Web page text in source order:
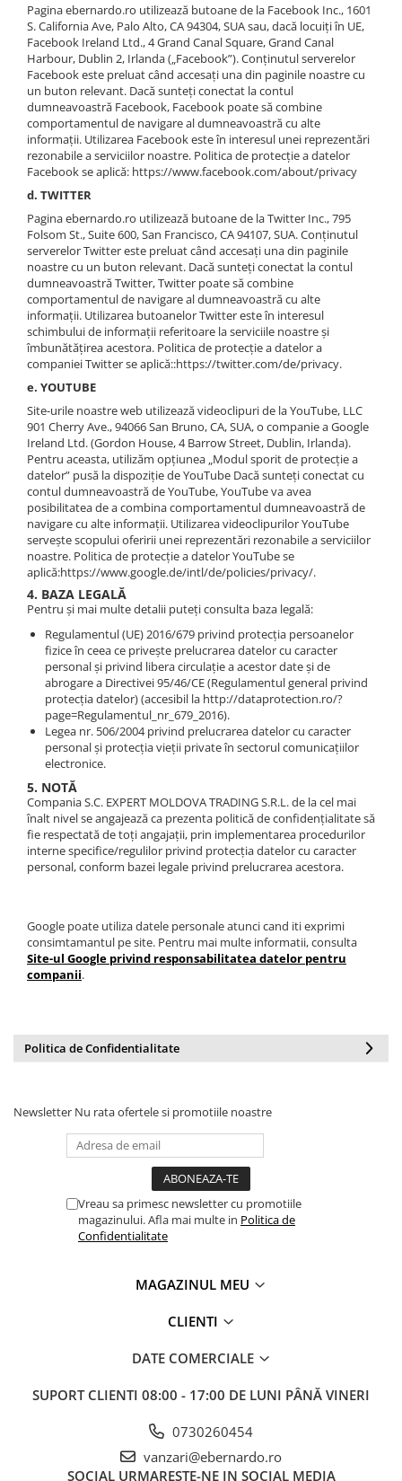
Pagina ebernardo.ro utilizează butoane de la Facebook Inc., 1601
S. California Ave, Palo Alto, CA 94304, SUA sau, dacă locuiți în UE,
Facebook Ireland Ltd., 4 Grand Canal Square, Grand Canal
Harbour, Dublin 2, Irlanda („Facebook”). Conținutul serverelor
Facebook este preluat când accesați una din paginile noastre cu
un buton relevant. Dacă sunteți conectat la contul
dumneavoastră Facebook, Facebook poate să combine
comportamentul de navigare al dumneavoastră cu alte
informații. Utilizarea Facebook este în interesul unei reprezentări
rezonabile a serviciilor noastre. Politica de protecție a datelor
Facebook se aplică: https://www.facebook.com/about/privacy
d. TWITTER
Pagina ebernardo.ro utilizează butoane de la Twitter Inc., 795
Folsom St., Suite 600, San Francisco, CA 94107, SUA. Conținutul
serverelor Twitter este preluat când accesați una din paginile
noastre cu un buton relevant. Dacă sunteți conectat la contul
dumneavoastră Twitter, Twitter poate să combine
comportamentul de navigare al dumneavoastră cu alte
informații. Utilizarea butoanelor Twitter este în interesul
schimbului de informații referitoare la serviciile noastre și
îmbunătățirea acestora. Politica de protecție a datelor a
companiei Twitter se aplică::https://twitter.com/de/privacy.
e. YOUTUBE
Site-urile noastre web utilizează videoclipuri de la YouTube, LLC
901 Cherry Ave., 94066 San Bruno, CA, SUA, o companie a Google
Ireland Ltd. (Gordon House, 4 Barrow Street, Dublin, Irlanda).
Pentru aceasta, utilizăm opțiunea „Modul sporit de protecție a
datelor” pusă la dispoziție de YouTube Dacă sunteți conectat cu
contul dumneavoastră de YouTube, YouTube va avea
posibilitatea de a combina comportamentul dumneavoastră de
navigare cu alte informații. Utilizarea videoclipurilor YouTube
servește scopului oferirii unei reprezentări rezonabile a serviciilor
noastre. Politica de protecție a datelor YouTube se
aplică:https://www.google.de/intl/de/policies/privacy/.
4. BAZA LEGALĂ
Pentru și mai multe detalii puteți consulta baza legală:
Regulamentul (UE) 2016/679 privind protecția persoanelor
fizice în ceea ce privește prelucrarea datelor cu caracter
personal și privind libera circulație a acestor date și de
abrogare a Directivei 95/46/CE (Regulamentul general privind
protecția datelor) (accesibil la http://dataprotection.ro/?
page=Regulamentul_nr_679_2016).
Legea nr. 506/2004 privind prelucrarea datelor cu caracter
personal și protecția vieții private în sectorul comunicațiilor
electronice.
5. NOTĂ
Compania S.C. EXPERT MOLDOVA TRADING S.R.L. de la cel mai
înalt nivel se angajează ca prezenta politică de confidențialitate să
fie respectată de toți angajații, prin implementarea procedurilor
interne specifice/regulilor privind protecția datelor cu caracter
personal, conform bazei legale privind prelucrarea acestora.
Google poate utiliza datele personale atunci cand iti exprimi
consimtamantul pe site. Pentru mai multe informatii, consulta
Site-ul Google privind responsabilitatea datelor pentru
companii.
Politica de Confidentialitate
Newsletter Nu rata ofertele si promotiile noastre
Vreau sa primesc newsletter cu promotiile
magazinului. Afla mai multe in Politica de
Confidentialitate
MAGAZINUL MEU
CLIENTI
DATE COMERCIALE
SUPORT CLIENTI 08:00 - 17:00 DE LUNI PÂNĂ VINERI
0730260454
vanzari@ebernardo.ro
SOCIAL URMARESTE-NE IN SOCIAL MEDIA